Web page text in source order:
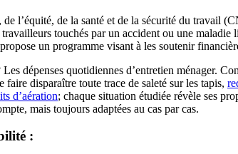
l’équité, de la santé et de la sécurité du travail
touchés par un accident ou une
un programme visant à les soutenir
dépenses quotidiennes d’entretien ménager.
faire disparaître toute trace de saleté sur les tapis,
d’aération; chaque situation étudiée révèle ses
mais toujours adaptées au cas par cas.
: